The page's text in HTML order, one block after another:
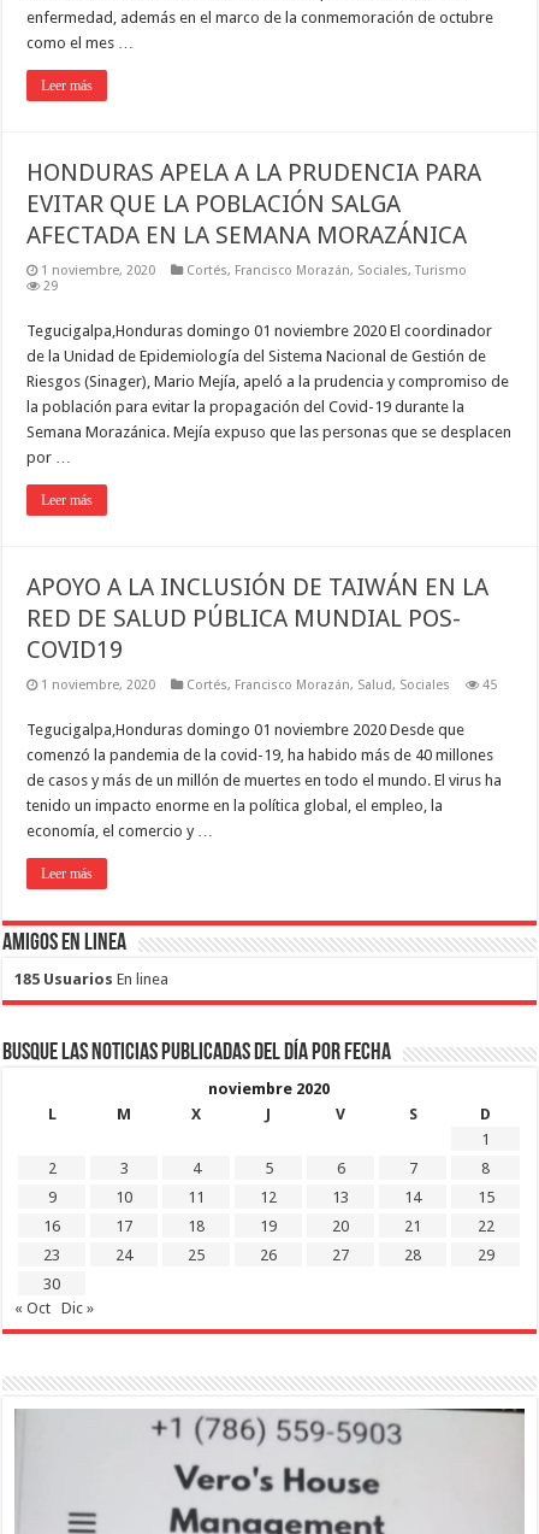
enfermedad, además en el marco de la conmemoración de octubre
como el mes …
Leer más
HONDURAS APELA A LA PRUDENCIA PARA
EVITAR QUE LA POBLACIÓN SALGA
AFECTADA EN LA SEMANA MORAZÁNICA
1 noviembre, 2020 Cortés, Francisco Morazán, Sociales,Turismo
29
Tegucigalpa,Honduras domingo 01 noviembre 2020 El coordinador
de la Unidad de Epidemiología del Sistema Nacional de Gestión de
Riesgos (Sinager), Mario Mejía, apeló a la prudencia y compromiso de
la población para evitar la propagación del Covid-19 durante la
Semana Morazánica. Mejía expuso que las personas que se desplacen
por …
Leer más
APOYO A LA INCLUSIÓN DE TAIWÁN EN LA
RED DE SALUD PÚBLICA MUNDIAL POS-
COVID19
1 noviembre, 2020 Cortés, Francisco Morazán, Salud, Sociales 45
Tegucigalpa,Honduras domingo 01 noviembre 2020 Desde que
comenzó la pandemia de la covid-19, ha habido más de 40 millones
de casos y más de un millón de muertes en todo el mundo. El virus ha
tenido un impacto enorme en la política global, el empleo, la
economía, el comercio y …
Leer más
Amigos en Linea
185 Usuarios En linea
Busque las noticias publicadas del día por fecha
noviembre 2020
L
M X J V S
D
1
2
3 4 5 6 7
8
9
10 11 12 13 14
15
16
17 18 19 20 21
22
23
24 25 26 27 28
29
30
« Oct
Dic »